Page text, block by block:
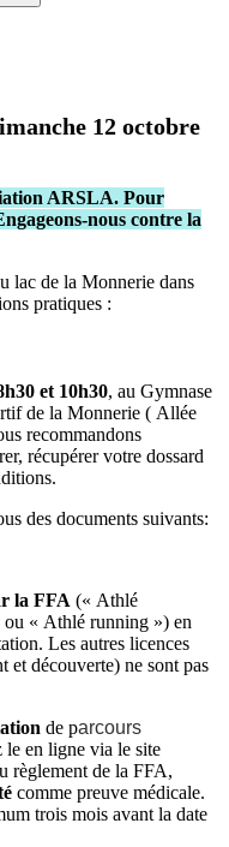
12 octobre
ARSLA. Pour
nous contre la
lac de la Monnerie dans
pratiques :
et 10h30, au Gymnase
de la Monnerie ( Allée
recommandons
récupérer votre dossard
des documents suivants:
la FFA (« Athlé
« Athlé running ») en
Les autres licences
et découverte) ne sont pas
de parcours
le en ligne via le site
règlement de la FFA,
comme preuve médicale.
trois mois avant la date